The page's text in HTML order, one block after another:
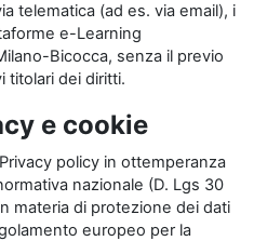
telematica (ad es. via email), i
e-Learning
Bicocca, senza il previo
titolari dei diritti.
e cookie
policy in ottemperanza
nazionale (D. Lgs 30
materia di protezione dei dati
europeo per la